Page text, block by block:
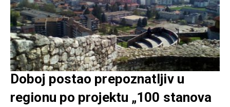
Doboj postao prepoznatljiv u
regionu po projektu „100 stanova